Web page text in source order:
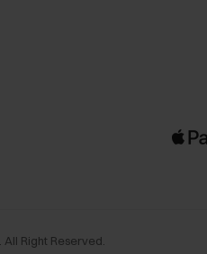
. All Right Reserved.